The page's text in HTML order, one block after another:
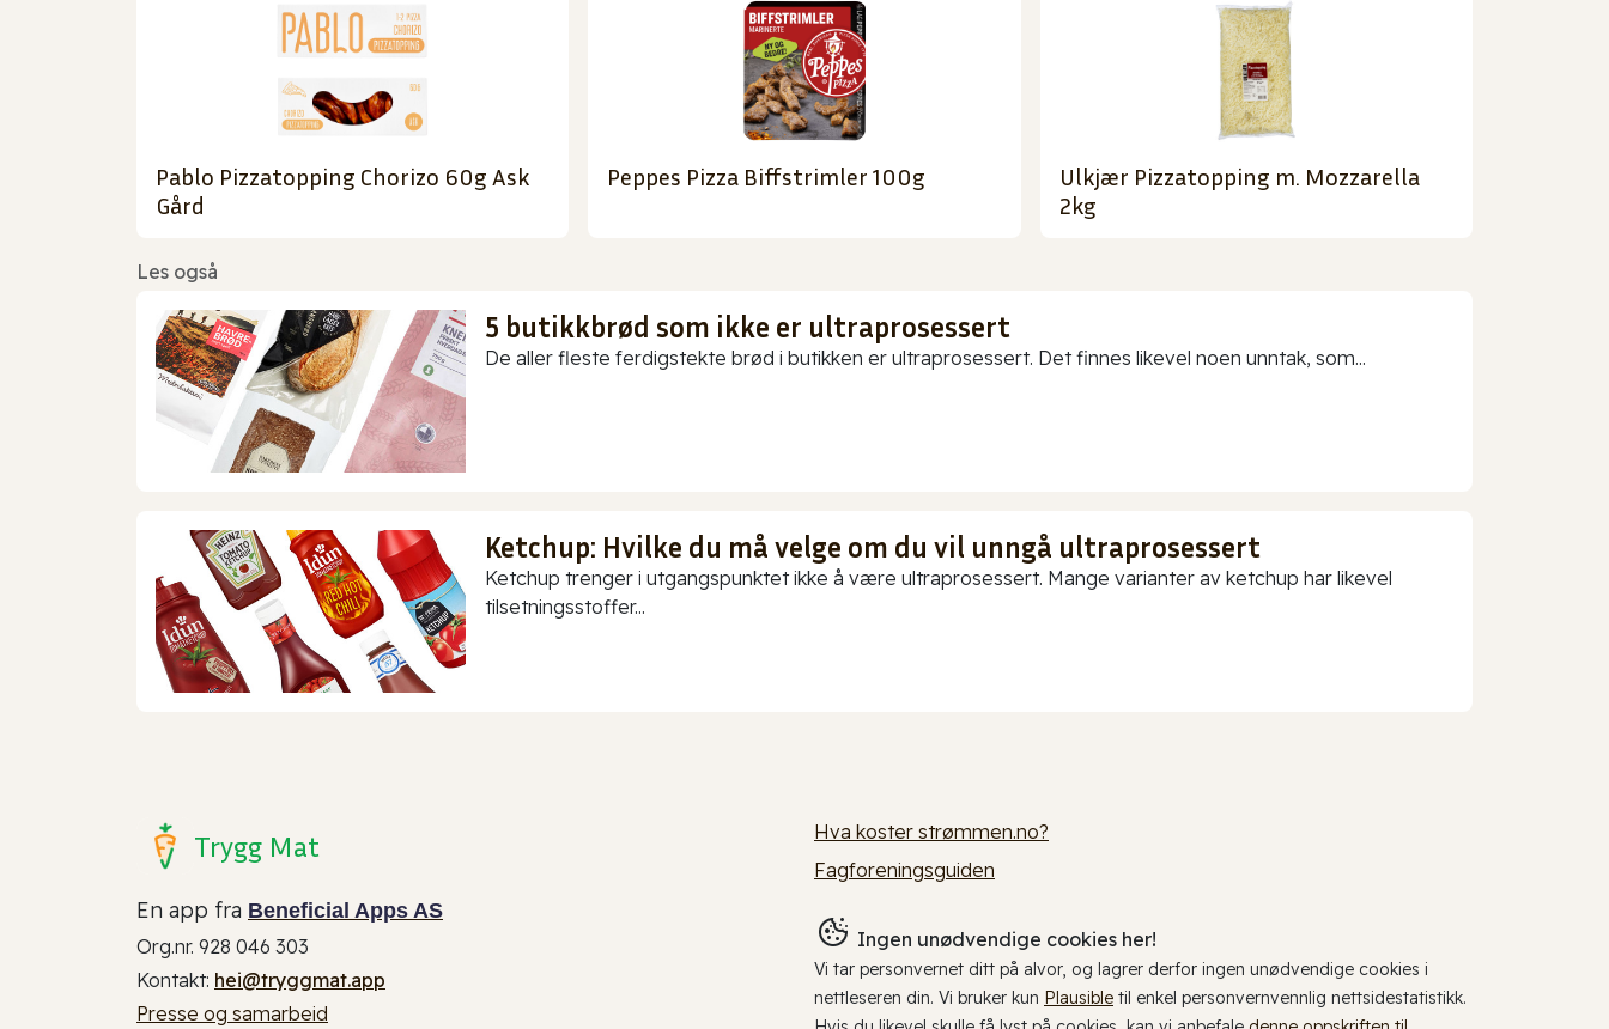
Pablo Pizzatopping Chorizo 60g Ask
Gård
Peppes Pizza Biffstrimler 100g
Ulkjær Pizzatopping m. Mozzarella
2kg
Les også
5 butikkbrød som ikke er ultraprosessert
De aller fleste ferdigstekte brød i butikken er ultraprosessert. Det finnes likevel noen unntak, som...
Ketchup: Hvilke du må velge om du vil unngå ultraprosessert
Ketchup trenger i utgangspunktet ikke å være ultraprosessert. Mange varianter av ketchup har likevel
tilsetningsstoffer...
Trygg Mat
En app fra Beneficial Apps AS
Org.nr. 928 046 303
Kontakt: hei@tryggmat.app
Presse og samarbeid
Hva koster strømmen.no?
Fagforeningsguiden
Ingen unødvendige cookies her!
Vi tar personvernet ditt på alvor, og lagrer derfor ingen unødvendige cookies i
nettleseren din. Vi bruker kun Plausible til enkel personvernvennlig nettsidestatistikk.